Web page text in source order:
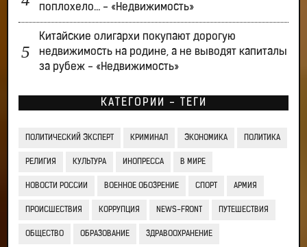
поплохело… - «Недвижимость»
Китайские олигархи покупают дорогую
недвижимость на родине, а не выводят капиталы
за рубеж - «Недвижимость»
КАТЕГОРИИ - ТЕГИ
ПОЛИТИЧЕСКИЙ ЭКСПЕРТ КРИМИНАЛ ЭКОНОМИКА ПОЛИТИКА
РЕЛИГИЯ КУЛЬТУРА ИНОПРЕССА В МИРЕ
НОВОСТИ РОССИИ ВОЕННОЕ ОБОЗРЕНИЕ СПОРТ АРМИЯ
ПРОИСШЕСТВИЯ КОРРУПЦИЯ NEWS-FRONT ПУТЕШЕСТВИЯ
ОБЩЕСТВО ОБРАЗОВАНИЕ ЗДРАВООХРАНЕНИЕ